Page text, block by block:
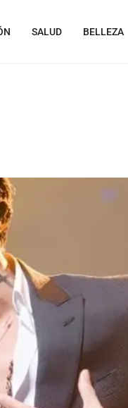
SALUD BELLEZA